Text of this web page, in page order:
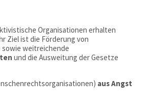
Organisationen erhalten
Ziel ist die Förderung von
sowie weitreichende
und die Ausweitung der Gesetze
aus Angst